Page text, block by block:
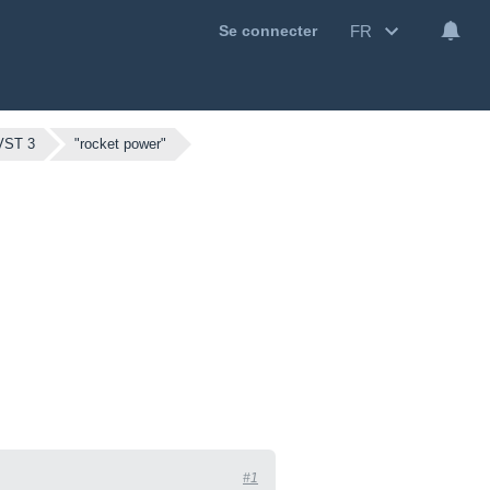
Se connecter FR
3 "rocket power"
#1